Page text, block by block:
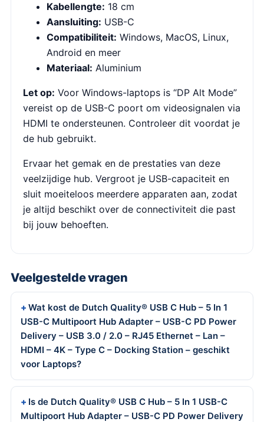
Kabellengte: 18 cm
Aansluiting: USB-C
Compatibiliteit: Windows, MacOS, Linux,
Android en meer
Materiaal: Aluminium
Let op: Voor Windows-laptops is “DP Alt Mode”
vereist op de USB-C poort om videosignalen via
HDMI te ondersteunen. Controleer dit voordat je
de hub gebruikt.
Ervaar het gemak en de prestaties van deze
veelzijdige hub. Vergroot je USB-capaciteit en
sluit moeiteloos meerdere apparaten aan, zodat
je altijd beschikt over de connectiviteit die past
bij jouw behoeften.
Veelgestelde vragen
Wat kost de Dutch Quality® USB C Hub – 5 In 1
USB-C Multipoort Hub Adapter – USB-C PD Power
Delivery – USB 3.0 / 2.0 – RJ45 Ethernet – Lan –
HDMI – 4K – Type C – Docking Station – geschikt
voor Laptops?
Is de Dutch Quality® USB C Hub – 5 In 1 USB-C
Multipoort Hub Adapter – USB-C PD Power Delivery